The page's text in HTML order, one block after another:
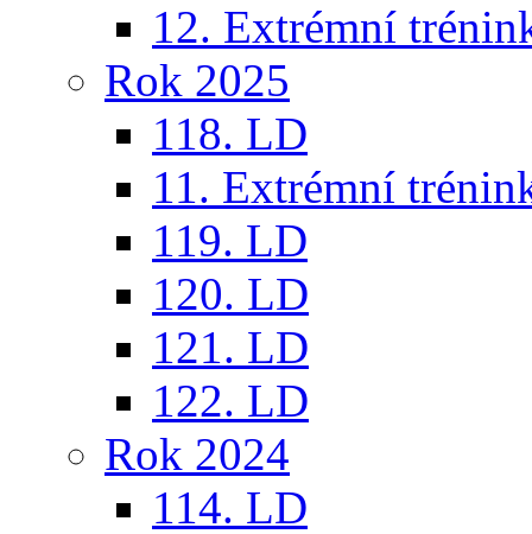
12. Extrémní
Rok 2025
118. LD
11. Extrémní
119. LD
120. LD
121. LD
122. LD
Rok 2024
114. LD